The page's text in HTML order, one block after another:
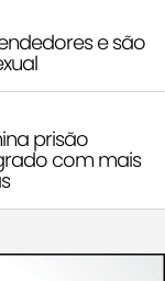
e são
prisão
com mais